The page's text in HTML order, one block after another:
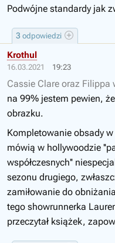
3 odpowiedzi
Podwójne standardy jak
16.03.2021 19:23
Krothul
Cassie Clare oraz
na 99% jestem pewien,
obrazku.
Kompletowanie obsady
mówią w hollywoodzie
współczesnych''
sezonu drugiego,
zamiłowanie do
tego showrunnerka
przeczytał książek,